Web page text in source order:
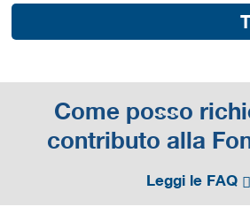
Come posso
contributo alla
Leggi le FAQ